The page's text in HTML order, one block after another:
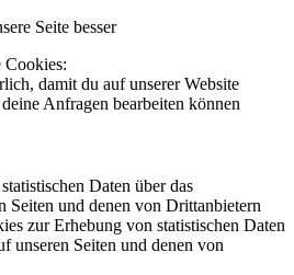
Seite besser
Cookies:
damit du auf unserer Website
Anfragen bearbeiten können
Daten über das
Seiten und denen von Drittanbietern
zur Erhebung von statistischen Daten
unseren Seiten und denen von